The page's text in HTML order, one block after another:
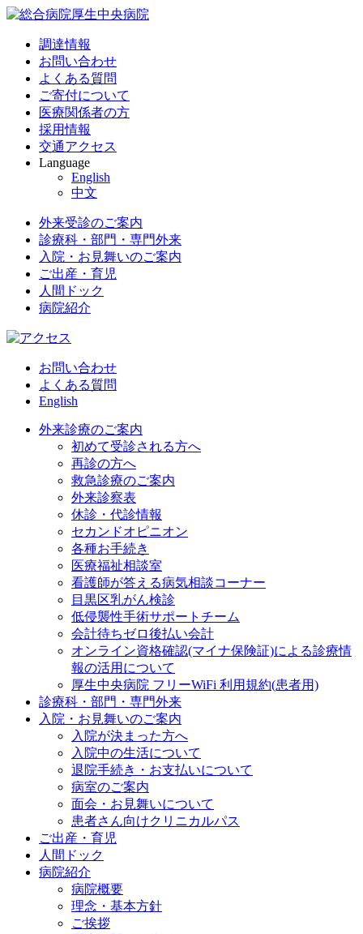
調達情報
お問い合わせ
よくある質問
ご寄付について
医療関係者の方
採用情報
交通アクセス
Language
English
中文
外来受診のご案内
診療科・部門・専門外来
入院・お見舞いのご案内
ご出産・育児
人間ドック
病院紹介
お問い合わせ
よくある質問
English
外来診療のご案内
初めて受診される方へ
再診の方へ
救急診療のご案内
外来診察表
休診・代診情報
セカンドオピニオン
各種お手続き
医療福祉相談室
看護師が答える病気相談コーナー
目黒区乳がん検診
低侵襲性手術サポートチーム
会計待ちゼロ後払い会計
オンライン資格確認(マイナ保険証)による診療情
報の活用について
厚生中央病院 フリーWiFi 利用規約(患者用)
診療科・部門・専門外来
入院・お見舞いのご案内
入院が決まった方へ
入院中の生活について
退院手続き・お支払いについて
病室のご案内
面会・お見舞いについて
患者さん向けクリニカルパス
ご出産・育児
人間ドック
病院紹介
病院概要
理念・基本方針
ご挨拶